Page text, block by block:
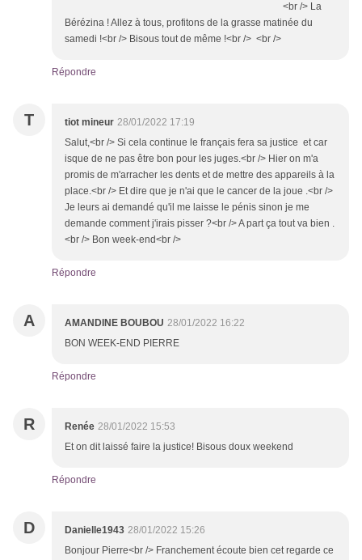
<br /> La
Bérézina ! Allez à tous, profitons de la grasse matinée du
samedi !<br /> Bisous tout de même !<br /> <br />
Répondre
T tiot mineur 28/01/2022 17:19
Salut,<br /> Si cela continue le français fera sa justice et car
isque de ne pas être bon pour les juges.<br /> Hier on m'a
promis de m'arracher les dents et de mettre des appareils à la
place.<br /> Et dire que je n'ai que le cancer de la joue .<br />
Je leurs ai demandé qu'il me laisse le pénis sinon je me
demande comment j'irais pisser ?<br /> A part ça tout va bien .
<br /> Bon week-end<br />
Répondre
A AMANDINE BOUBOU 28/01/2022 16:22
BON WEEK-END PIERRE
Répondre
R Renée 28/01/2022 15:53
Et on dit laissé faire la justice! Bisous doux weekend
Répondre
D Danielle1943 28/01/2022 15:26
Bonjour Pierre<br /> Franchement écoute bien cet regarde ce